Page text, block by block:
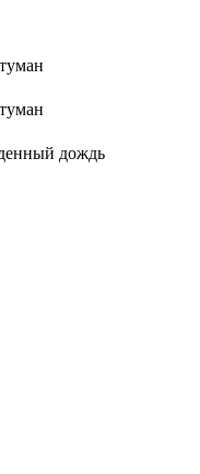
дождь